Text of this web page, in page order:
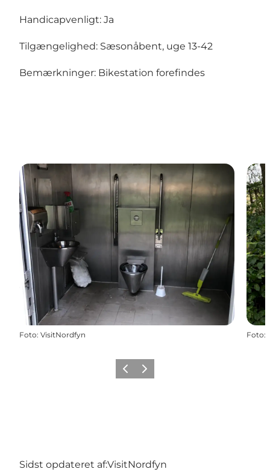
Handicapvenligt: Ja
Tilgængelighed: Sæsonåbent, uge 13-42
Bemærkninger: Bikestation forefindes
Foto: VisitNordfyn Foto:
Forrige billede
Næste billede
Sidst opdateret af:VisitNordfyn